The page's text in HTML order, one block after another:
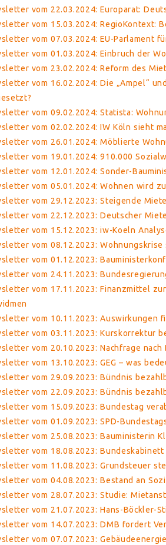
vom 22.03.2024: Europarat:
vom 15.03.2024: RegioKontext:
vom 07.03.2024: EU-Parlament
vom 01.03.2024: Einbruch der
vom 23.02.2024: Reform des
vom 16.02.2024: Die „Ampel“
vom 09.02.2024: Statista:
vom 02.02.2024: IW Köln sieht
vom 26.01.2024: Möblierte
vom 19.01.2024: 910.000
vom 12.01.2024: Sonder-
vom 05.01.2024: Wohnen wird
vom 29.12.2023: Steigende
vom 22.12.2023: Deutscher
vom 15.12.2023: iw-Koeln
vom 08.12.2023:
vom 01.12.2023:
vom 24.11.2023:
vom 17.11.2023: Finanzmittel
vom 10.11.2023: Auswirkungen
vom 03.11.2023: Kurskorrektur
vom 20.10.2023: Nachfrage
vom 13.10.2023: GEG – was
vom 29.09.2023: Bündnis
vom 22.09.2023: Bündnis
vom 15.09.2023: Bundestag
vom 01.09.2023: SPD-
vom 25.08.2023: Bauministerin
vom 18.08.2023:
vom 11.08.2023: Grundsteuer
vom 04.08.2023: Bestand an
vom 28.07.2023: Studie:
vom 21.07.2023: Hans-Böckler-
vom 14.07.2023: DMB fordert
vom 07.07.2023: